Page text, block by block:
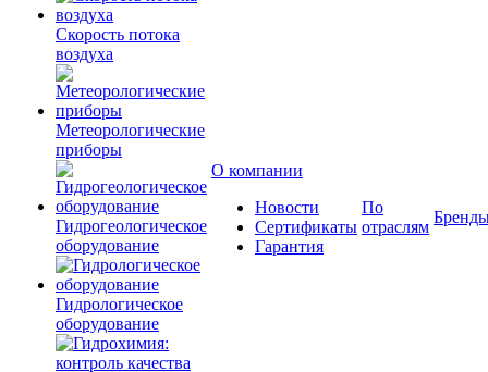
Скорость потока
воздуха
Метеорологические
приборы
Гидрогеологическое
оборудование
Гидрологическое
оборудование
О компании
Новости
Сертификаты
Гарантия
По
отраслям